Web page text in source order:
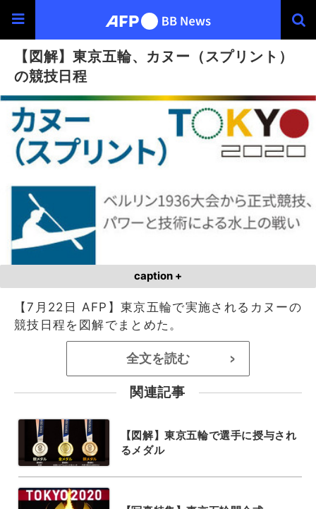
【図解】東京五輪、カヌー（スプリント）
の競技日程
caption +
【7月22日 AFP】東京五輪で実施されるカヌーの
競技日程を図解でまとめた。
全文を読む >
関連記事
【図解】東京五輪で選手に授与され
るメダル